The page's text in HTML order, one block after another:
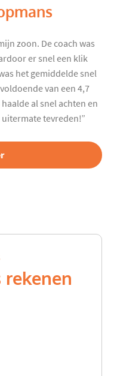
zoon. De coach was
er snel een klik
het gemiddelde snel
van een 4,7
al snel achten en
tevreden!”